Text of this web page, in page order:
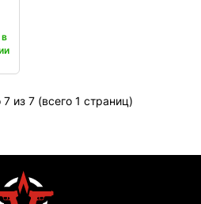
из 7 (всего 1 страниц)